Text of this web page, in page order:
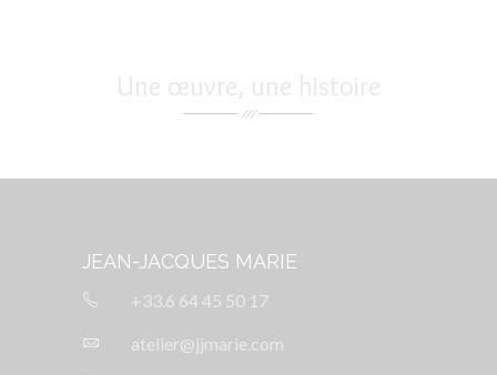
Une œuvre, une histoire
JEAN-JACQUES MARIE
+33.6 64 45 50 17
atelier@jjmarie.com